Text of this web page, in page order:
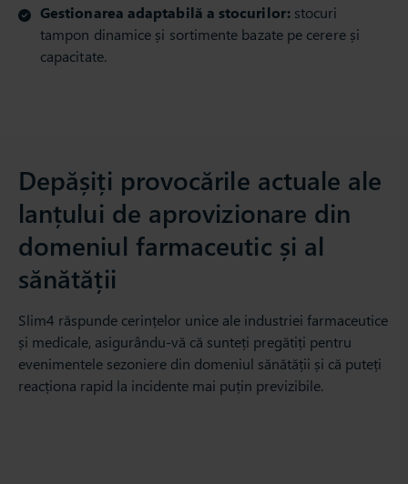
Gestionarea adaptabilă a stocurilor:stocuri
tampon dinamice și sortimente bazate pe cerere și
capacitate.
Depășiți provocările actuale ale
lanțului de aprovizionare din
domeniul farmaceutic și al
sănătății
Slim4 răspunde cerințelor unice ale industriei farmaceutice
și medicale, asigurându-vă că sunteți pregătiți pentru
evenimentele sezoniere din domeniul sănătății și că puteți
reacționa rapid la incidente mai puțin previzibile.